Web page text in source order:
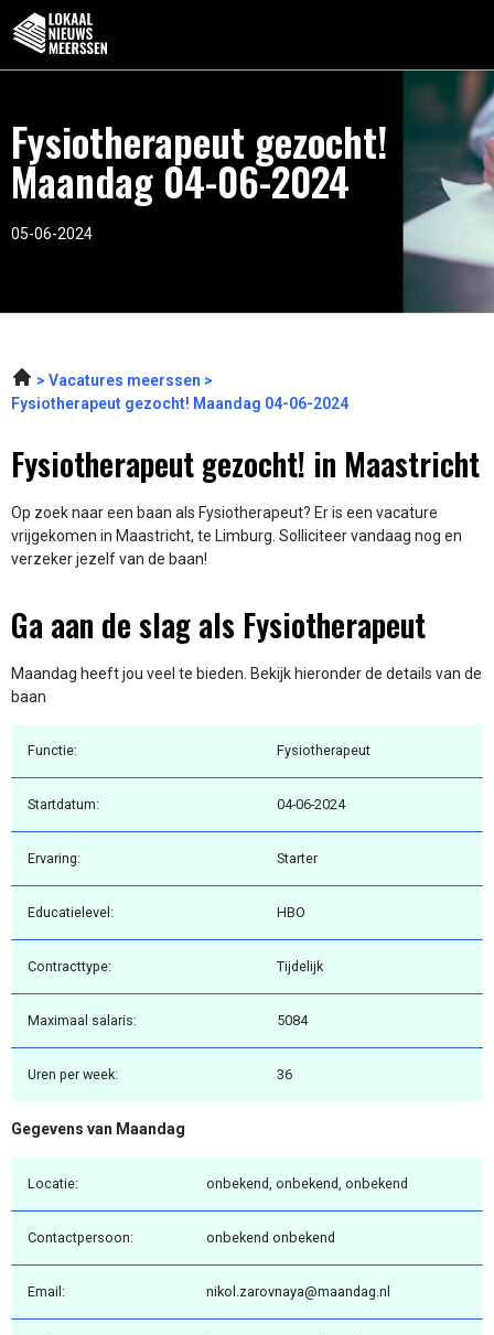
Fysiotherapeut gezocht!
Maandag 04-06-2024
05-06-2024
Vacatures meerssen
Fysiotherapeut gezocht! Maandag 04-06-2024
Fysiotherapeut gezocht! in Maastricht
Op zoek naar een baan als Fysiotherapeut? Er is een vacature
vrijgekomen in Maastricht, te Limburg. Solliciteer vandaag nog en
verzeker jezelf van de baan!
Ga aan de slag als Fysiotherapeut
Maandag heeft jou veel te bieden. Bekijk hieronder de details van de
baan
Functie: Fysiotherapeut
Startdatum: 04-06-2024
Ervaring: Starter
Educatielevel: HBO
Contracttype: Tijdelijk
Maximaal salaris: 5084
Uren per week: 36
Gegevens van Maandag
Locatie: onbekend, onbekend, onbekend
Contactpersoon: onbekend onbekend
Email: nikol.zarovnaya@maandag.nl